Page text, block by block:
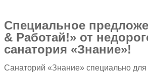
Специальное
& Работай!» от
санатория «Знание»!
Санаторий «Знание» специально для